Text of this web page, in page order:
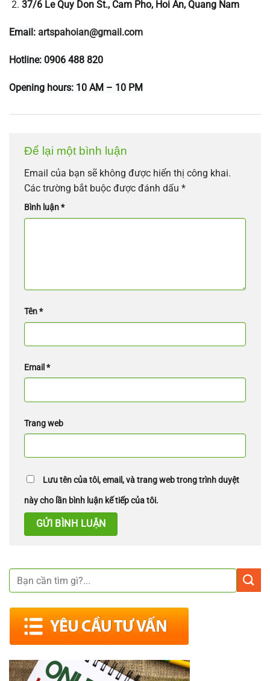
37/6 Le Quy Don St., Cam Pho, Hoi An, Quang Nam
Email: artspahoian@gmail.com
Hotline: 0906 488 820
Opening hours: 10 AM – 10 PM
Để lại một bình luận
Email của bạn sẽ không được hiển thị công khai.
Các trường bắt buộc được đánh dấu *
Bình luận*
Tên*
Email *
Trang web
Lưu tên của tôi, email, và trang web trong trình duyệt
này cho lần bình luận kế tiếp của tôi.